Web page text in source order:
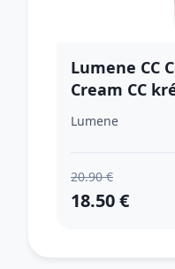
Lumene CC
Cream CC
tón pleti SPF
Lumene
20.90 €
18.50 €